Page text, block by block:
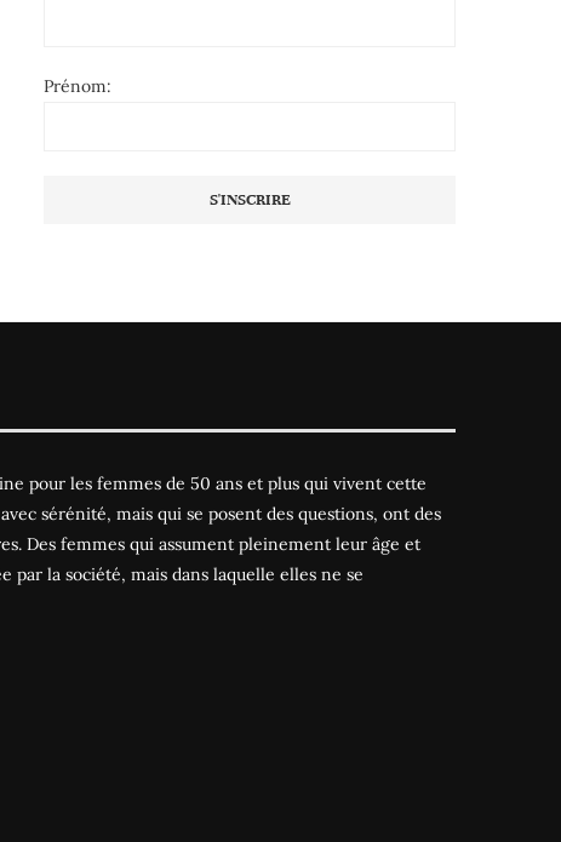
Prénom:
pour les femmes de 50 ans et plus qui vivent cette
sérénité, mais qui se posent des questions, ont des
Des femmes qui assument pleinement leur âge et
par la société, mais dans laquelle elles ne se